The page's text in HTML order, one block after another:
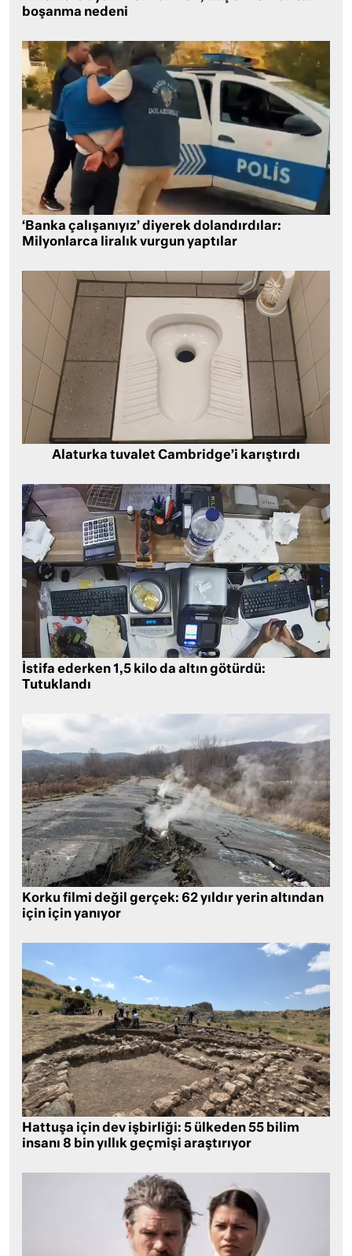
boşanma nedeni
‘Banka çalışanıyız’ diyerek dolandırdılar:
Milyonlarca liralık vurgun yaptılar
Alaturka tuvalet Cambridge’i karıştırdı
İstifa ederken 1,5 kilo da altın götürdü:
Tutuklandı
Korku filmi değil gerçek: 62 yıldır yerin altından
için için yanıyor
Hattuşa için dev işbirliği: 5 ülkeden 55 bilim
insanı 8 bin yıllık geçmişi araştırıyor